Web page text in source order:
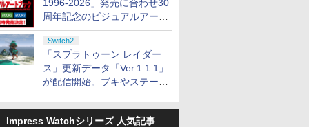
1996-2026」発売に合わせ30
周年記念のビジュアルアート
ブック3冊同時発売が決定
Switch2
「スプラトゥーン レイダー
ス」更新データ「Ver.1.1.1」
が配信開始。ブキやステージ
Impress Watchシリーズ 人気記事